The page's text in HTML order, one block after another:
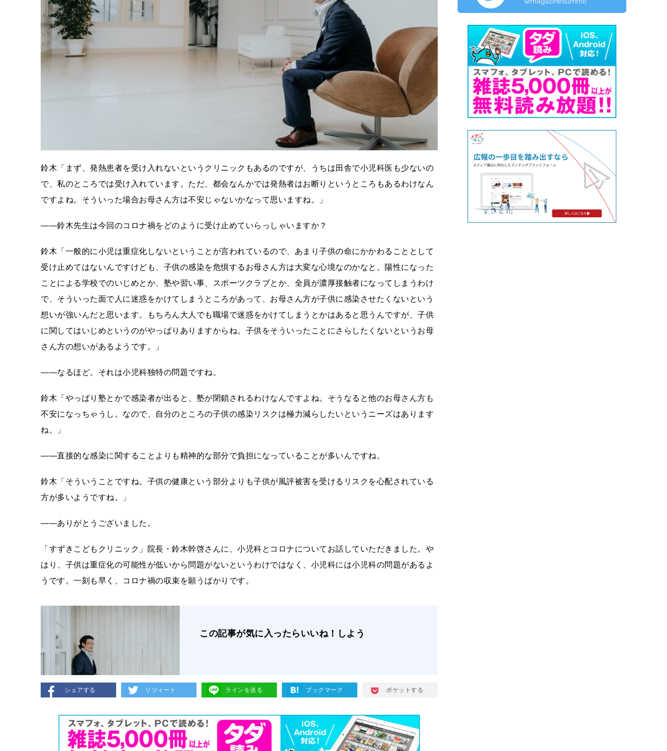
鈴木「まず、発熱患者を受け入れないというクリニックもあるのですが、うちは田舎で小児科医も少ないの
で、私のところでは受け入れています。ただ、都会なんかでは発熱者はお断りというところもあるわけなん
ですよね。そういった場合お母さん方は不安じゃないかなって思いますね。」
――鈴木先生は今回のコロナ禍をどのように受け止めていらっしゃいますか？
鈴木「一般的に小児は重症化しないということが言われているので、あまり子供の命にかかわることとして
受け止めてはないんですけども、子供の感染を危惧するお母さん方は大変な心境なのかなと。陽性になった
ことによる学校でのいじめとか、塾や習い事、スポーツクラブとか、全員が濃厚接触者になってしまうわけ
で、そういった面で人に迷惑をかけてしまうところがあって、お母さん方が子供に感染させたくないという
想いが強いんだと思います。もちろん大人でも職場で迷惑をかけてしまうとかはあると思うんですが、子供
に関してはいじめというのがやっぱりありますからね。子供をそういったことにさらしたくないというお母
さん方の想いがあるようです。」
――なるほど。それは小児科独特の問題ですね。
鈴木「やっぱり塾とかで感染者が出ると、塾が閉鎖されるわけなんですよね。そうなると他のお母さん方も
不安になっちゃうし。なので、自分のところの子供の感染リスクは極力減らしたいというニーズはあります
ね。」
――直接的な感染に関することよりも精神的な部分で負担になっていることが多いんですね。
鈴木「そういうことですね。子供の健康という部分よりも子供が風評被害を受けるリスクを心配されている
方が多いようですね。」
――ありがとうございました。
「すずきこどもクリニック」院長・鈴木幹啓さんに、小児科とコロナについてお話していただきました。や
はり、子供は重症化の可能性が低いから問題がないというわけではなく、小児科には小児科の問題があるよ
うです。一刻も早く、コロナ禍の収束を願うばかりです。
この記事が気に入ったらいいね！しよう
シェアする リツィート ラインを送る ブックマーク ポケットする